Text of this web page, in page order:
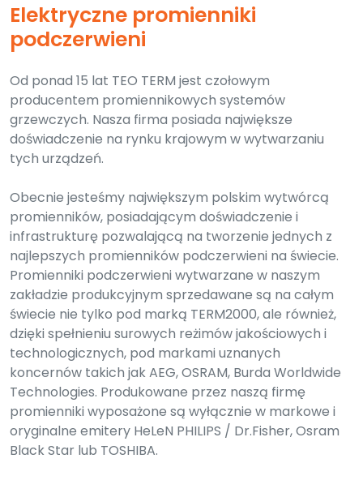
Elektryczne promienniki
podczerwieni
Od ponad 15 lat TEO TERM jest czołowym
producentem promiennikowych systemów
grzewczych. Nasza firma posiada największe
doświadczenie na rynku krajowym w wytwarzaniu
tych urządzeń.
Obecnie jesteśmy największym polskim wytwórcą
promienników, posiadającym doświadczenie i
infrastrukturę pozwalającą na tworzenie jednych z
najlepszych promienników podczerwieni na świecie.
Promienniki podczerwieni wytwarzane w naszym
zakładzie produkcyjnym sprzedawane są na całym
świecie nie tylko pod marką TERM2000, ale również,
dzięki spełnieniu surowych reżimów jakościowych i
technologicznych, pod markami uznanych
koncernów takich jak AEG, OSRAM, Burda Worldwide
Technologies. Produkowane przez naszą firmę
promienniki wyposażone są wyłącznie w markowe i
oryginalne emitery HeLeN PHILIPS / Dr.Fisher, Osram
Black Star lub TOSHIBA.